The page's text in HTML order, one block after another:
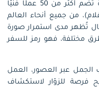
المعرض يقدم مجموعة فنية فريدة تضم أكثر من 50 عملًا فنيًا
من جميع أنحاء العالم
تُظهر مدى استمرار صورة
مختلفة، فهو رمز للسفر
عبر العصور، العمل
فرصة للزوّار لاستكشاف